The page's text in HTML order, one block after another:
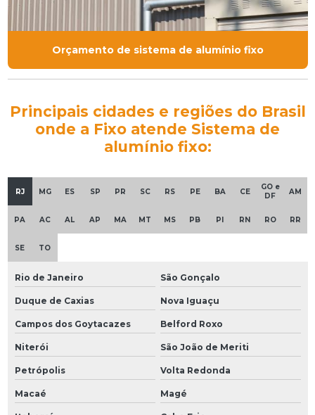
Orçamento de sistema de alumínio fixo
Principais cidades e regiões do Brasil
onde a Fixo atende Sistema de
alumínio fixo:
RJ MG ES SP PR SC RS PE BA CE
GO e
DF
AM
PA AC AL AP MA MT MS PB PI RN RO RR
SE TO
Rio de Janeiro São Gonçalo
Duque de Caxias Nova Iguaçu
Campos dos Goytacazes Belford Roxo
Niterói São João de Meriti
Petrópolis Volta Redonda
Macaé Magé